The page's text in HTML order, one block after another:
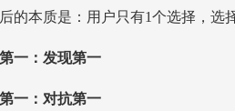
的本质是：用户只有1个选择，选
一：发现第一
：对抗第一